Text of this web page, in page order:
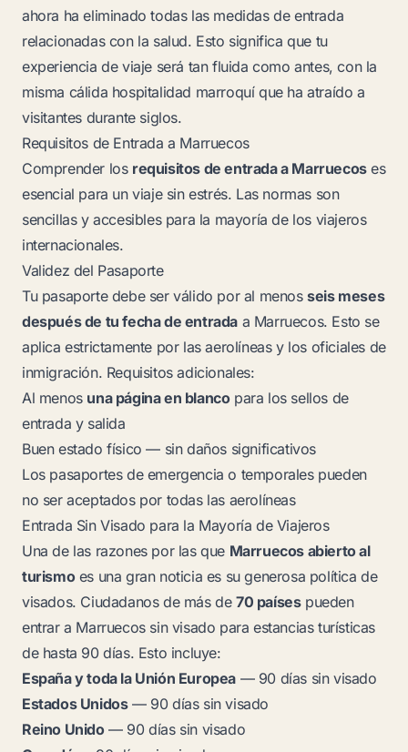
ahora ha eliminado todas las medidas de entrada
relacionadas con la salud. Esto significa que tu
experiencia de viaje será tan fluida como antes, con la
misma cálida hospitalidad marroquí que ha atraído a
visitantes durante siglos.
Requisitos de Entrada a Marruecos
Comprender los requisitos de entrada a Marruecoses
esencial para un viaje sin estrés. Las normas son
sencillas y accesibles para la mayoría de los viajeros
internacionales.
Validez del Pasaporte
Tu pasaporte debe ser válido por al menosseis meses
después de tu fecha de entrada a Marruecos. Esto se
aplica estrictamente por las aerolíneas y los oficiales de
inmigración. Requisitos adicionales:
Al menos una página en blancopara los sellos de
entrada y salida
Buen estado físico — sin daños significativos
Los pasaportes de emergencia o temporales pueden
no ser aceptados por todas las aerolíneas
Entrada Sin Visado para la Mayoría de Viajeros
Una de las razones por las que Marruecos abierto al
turismoes una gran noticia es su generosa política de
visados. Ciudadanos de más de70 paísespueden
entrar a Marruecos sin visado para estancias turísticas
de hasta 90 días. Esto incluye:
España y toda la Unión Europea — 90 días sin visado
Estados Unidos— 90 días sin visado
Reino Unido— 90 días sin visado